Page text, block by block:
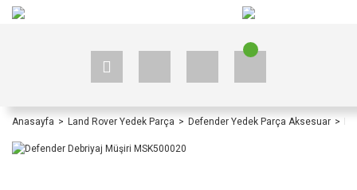
Anasayfa Land Rover Yedek Parça Defender Yedek Parça Aksesuar